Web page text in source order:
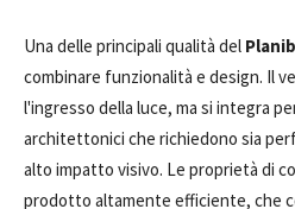
Una delle principali qualità del
combinare funzionalità e design. Il
l'ingresso della luce, ma si integra
architettonici che richiedono sia
alto impatto visivo. Le proprietà di
prodotto altamente efficiente, che